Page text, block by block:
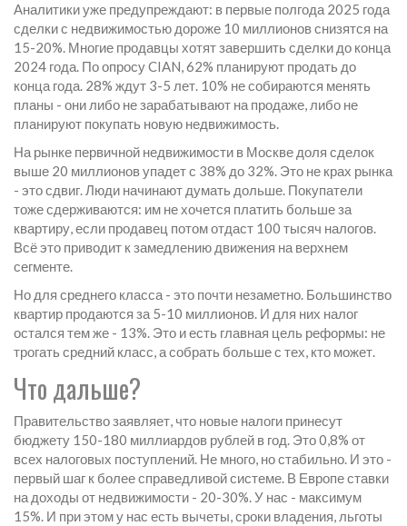
Аналитики уже предупреждают: в первые полгода 2025 года
сделки с недвижимостью дороже 10 миллионов снизятся на
15-20%. Многие продавцы хотят завершить сделки до конца
2024 года. По опросу CIAN, 62% планируют продать до
конца года. 28% ждут 3-5 лет. 10% не собираются менять
планы - они либо не зарабатывают на продаже, либо не
планируют покупать новую недвижимость.
На рынке первичной недвижимости в Москве доля сделок
выше 20 миллионов упадет с 38% до 32%. Это не крах рынка
- это сдвиг. Люди начинают думать дольше. Покупатели
тоже сдерживаются: им не хочется платить больше за
квартиру, если продавец потом отдаст 100 тысяч налогов.
Всё это приводит к замедлению движения на верхнем
сегменте.
Но для среднего класса - это почти незаметно. Большинство
квартир продаются за 5-10 миллионов. И для них налог
остался тем же - 13%. Это и есть главная цель реформы: не
трогать средний класс, а собрать больше с тех, кто может.
Что дальше?
Правительство заявляет, что новые налоги принесут
бюджету 150-180 миллиардов рублей в год. Это 0,8% от
всех налоговых поступлений. Не много, но стабильно. И это -
первый шаг к более справедливой системе. В Европе ставки
на доходы от недвижимости - 20-30%. У нас - максимум
15%. И при этом у нас есть вычеты, сроки владения, льготы